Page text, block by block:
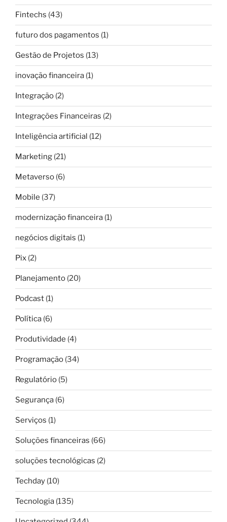
Fintechs (43)
futuro dos pagamentos (1)
Gestão de Projetos (13)
inovação financeira (1)
Integração (2)
Integrações Financeiras (2)
Inteligência artificial (12)
Marketing (21)
Metaverso (6)
Mobile (37)
modernização financeira (1)
negócios digitais (1)
Pix (2)
Planejamento (20)
Podcast (1)
Política (6)
Produtividade (4)
Programação (34)
Regulatório (5)
Segurança (6)
Serviços (1)
Soluções financeiras (66)
soluções tecnológicas (2)
Techday (10)
Tecnologia (135)